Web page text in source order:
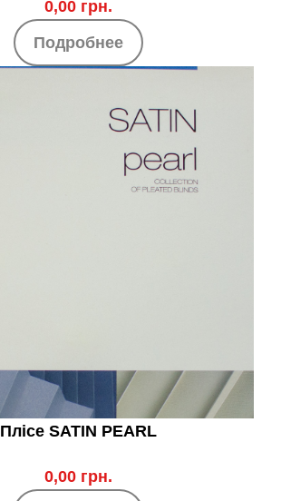
0,00 грн.
Подробнее
Плісе SATIN PEARL
0,00 грн.